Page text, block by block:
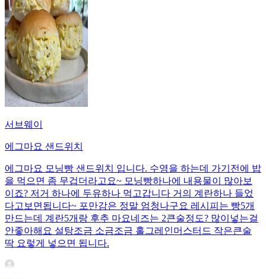
서브웨이
에그마요 샌드위치
에그마요 모닝빵 샌드위치 입니다. 수영을 하는데 가기전에 밥
을 먹으면 좀 무겁더라고요~ 모닝빵하나에 내용물이 많아보
이죠? 저거 하나에 두유하나 먹고갑니다 거의 계란하나 들었
다고보면됩니다~ 포만감은 정말 엄청나구요 레시피는 빵5개
만드는데 계란5개랑 후추 마요네즈는 2큰술정도? 많이넣는걸
안좋아해요 설탕조금 소금조금 홀그레인머스터드 작은큰술
딱 요렇게 넣으면 됩니다.